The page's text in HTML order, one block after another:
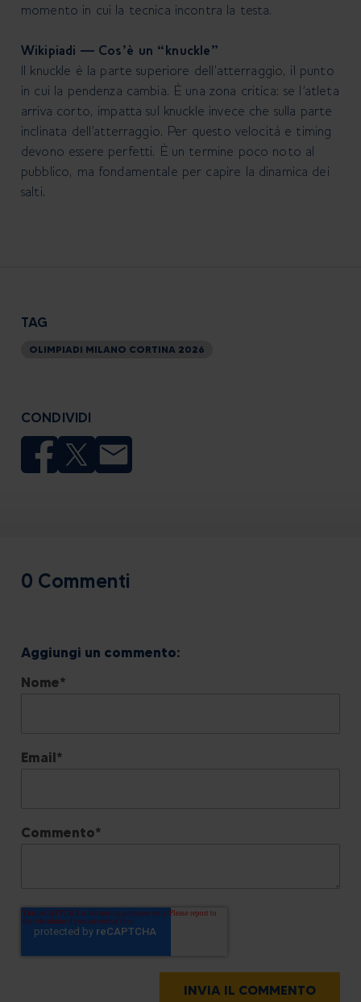
momento in cui la tecnica incontra la testa.
Wikipiadi — Cos’è un “knuckle”
Il knuckle è la parte superiore dell’atterraggio, il punto
in cui la pendenza cambia. È una zona critica: se l’atleta
arriva corto, impatta sul knuckle invece che sulla parte
inclinata dell’atterraggio. Per questo velocità e timing
devono essere perfetti. È un termine poco noto al
pubblico, ma fondamentale per capire la dinamica dei
salti.
TAG
OLIMPIADI MILANO CORTINA 2026
CONDIVIDI
0 Commenti
Nome*
Email*
Commento*